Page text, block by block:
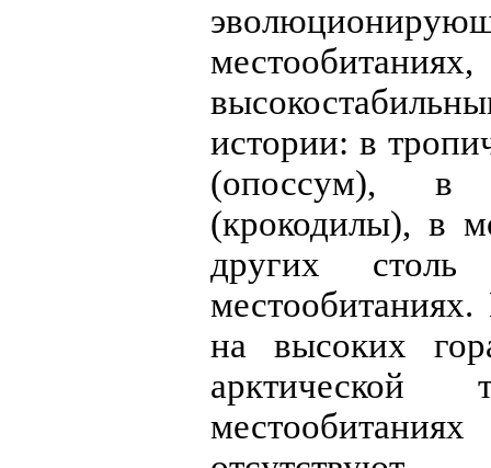
истории: в
(опоссум), в
(крокодилы), в
других
на высоких